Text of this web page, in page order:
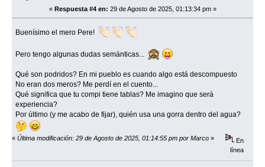
« Respuesta #4 en: 29 de Agosto de 2025, 01:13:34 pm »
Buenísimo el mero Pere!
Pero tengo algunas dudas semánticas...
Qué son podridos? En mi pueblo es cuando algo está descompuesto
No eran dos meros? Me perdí en el cuento...
Qué significa que tu compi tiene tablas? Me imagino que será
experiencia?
Por último (y me acabo de fijar), quién usa una gorra dentro del agua?
« Última modificación: 29 de Agosto de 2025, 01:14:55 pm por Marco »
En
línea